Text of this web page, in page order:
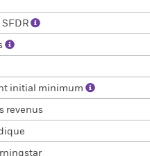
initial minimum
revenus